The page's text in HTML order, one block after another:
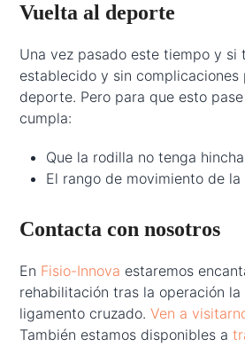
Vuelta al deporte
Una vez pasado este tiempo y si
establecido y sin complicaciones
deporte. Pero para que esto
cumpla:
Que la rodilla no tenga
El rango de movimiento de
Contacta con nosotros
En Fisio-Innova estaremos
rehabilitación tras la operación
ligamento cruzado.Ven a
También estamos disponibles a